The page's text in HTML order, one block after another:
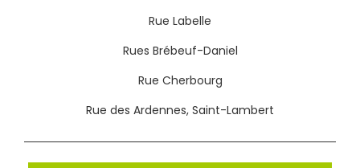
Rue Labelle
Rues Brébeuf-Daniel
Rue Cherbourg
Rue des Ardennes, Saint-Lambert